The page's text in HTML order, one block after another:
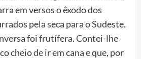
em versos o êxodo dos
pela seca para o Sudeste.
foi frutífera. Contei-lhe
cheio de ir em cana e que, por